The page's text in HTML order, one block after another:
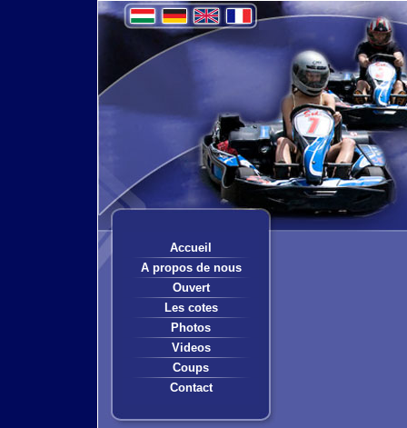
Accueil
A propos de nous
Ouvert
Les cotes
Photos
Videos
Coups
Contact